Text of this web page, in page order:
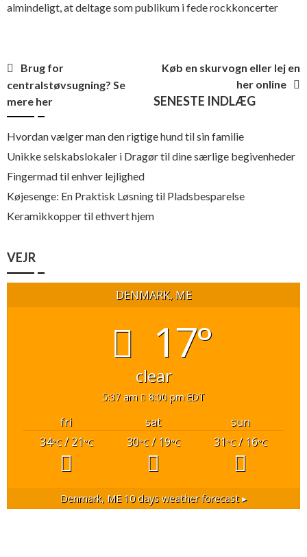
almindeligt, at deltage som publikum i fede rockkoncerter
Indlægsnavigation
Brug for
centralstøvsugning? Se
mere her
Køb en skurvogn eller lej en
her online
SENESTE INDLÆG
Hvordan vælger man den rigtige hund til sin familie
Unikke selskabslokaler i Dragør til dine særlige begivenheder
Fingermad til enhver lejlighed
Køjesenge: En Praktisk Løsning til Pladsbesparelse
Keramikkopper til ethvert hjem
VEJR
DENMARK, ME
17°
clear
5:37 am 8:00 pm EDT
fri sat
sun
34°C/ 21°C 30°C/ 19°C 31°C/ 16°C
Denmark, ME10 days weather forecast ▸